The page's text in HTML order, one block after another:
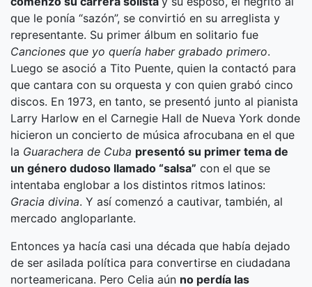
que le ponía “sazón”, se convirtió en su arreglista y
representante. Su primer álbum en solitario fue
Canciones que yo quería haber grabado primero.
Luego se asoció a Tito Puente, quien la contactó para
que cantara con su orquesta y con quien grabó cinco
discos. En 1973, en tanto, se presentó junto al pianista
Larry Harlow en el Carnegie Hall de Nueva York donde
hicieron un concierto de música afrocubana en el que
la Guarachera de Cuba presentó su primer tema de
un género dudoso llamado “salsa” con el que se
intentaba englobar a los distintos ritmos latinos:
Gracia divina. Y así comenzó a cautivar, también, al
mercado angloparlante.
Entonces ya hacía casi una década que había dejado
de ser asilada política para convertirse en ciudadana
norteamericana. Pero Celia aún no perdía las